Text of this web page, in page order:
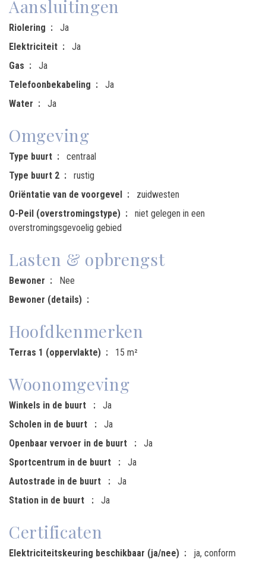
Aansluitingen
Riolering
Ja
Elektriciteit
Ja
Gas
Ja
Telefoonbekabeling
Ja
Water
Ja
Omgeving
Type buurt
centraal
Type buurt 2
rustig
Oriëntatie van de voorgevel
zuidwesten
O-Peil (overstromingstype)
niet gelegen in een
overstromingsgevoelig gebied
Lasten & opbrengst
Bewoner
Nee
Bewoner (details)
Hoofdkenmerken
Terras 1 (oppervlakte) 15 m²
Woonomgeving
Winkels in de buurt
Ja
Scholen in de buurt
Ja
Openbaar vervoer in de buurt
Ja
Sportcentrum in de buurt
Ja
Autostrade in de buurt
Ja
Station in de buurt
Ja
Certificaten
Elektriciteitskeuring beschikbaar (ja/nee) ja, conform